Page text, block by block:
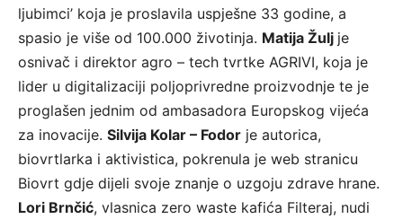
ljubimci’ koja je proslavila uspješne 33 godine, a
spasio je više od 100.000 životinja. Matija Žulj je
osnivač i direktor agro – tech tvrtke AGRIVI, koja je
lider u digitalizaciji poljoprivredne proizvodnje te je
proglašen jednim od ambasadora Europskog vijeća
za inovacije. Silvija Kolar – Fodor je autorica,
biovrtlarka i aktivistica, pokrenula je web stranicu
Biovrt gdje dijeli svoje znanje o uzgoju zdrave hrane.
Lori Brnčić, vlasnica zero waste kafića Filteraj, nudi